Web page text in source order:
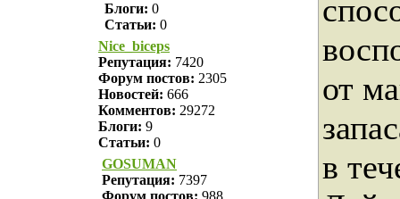
Блоги: 0
Статьи: 0
Nice_biceps
Репутация: 7420
Форум постов: 2305
Новостей: 666
Комментов: 29272
Блоги: 9
Статьи: 0
GOSUMAN
Репутация: 7397
от
в